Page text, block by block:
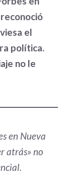
el
política.
no le
en Nueva
atrás» no